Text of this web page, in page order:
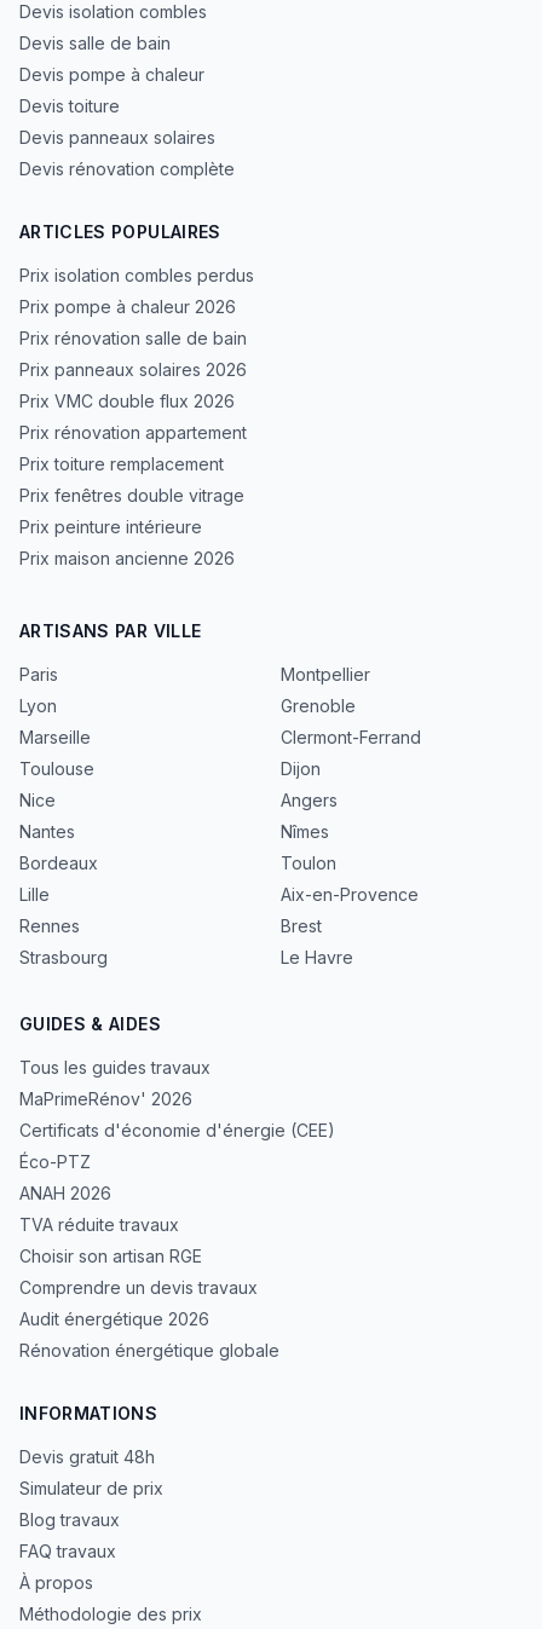
Devis isolation combles
Devis salle de bain
Devis pompe à chaleur
Devis toiture
Devis panneaux solaires
Devis rénovation complète
ARTICLES POPULAIRES
Prix isolation combles perdus
Prix pompe à chaleur 2026
Prix rénovation salle de bain
Prix panneaux solaires 2026
Prix VMC double flux 2026
Prix rénovation appartement
Prix toiture remplacement
Prix fenêtres double vitrage
Prix peinture intérieure
Prix maison ancienne 2026
ARTISANS PAR VILLE
Paris
Lyon
Marseille
Toulouse
Nice
Nantes
Bordeaux
Lille
Rennes
Strasbourg
Montpellier
Grenoble
Clermont-Ferrand
Dijon
Angers
Nîmes
Toulon
Aix-en-Provence
Brest
Le Havre
GUIDES & AIDES
Tous les guides travaux
MaPrimeRénov' 2026
Certificats d'économie d'énergie (CEE)
Éco-PTZ
ANAH 2026
TVA réduite travaux
Choisir son artisan RGE
Comprendre un devis travaux
Audit énergétique 2026
Rénovation énergétique globale
INFORMATIONS
Devis gratuit 48h
Simulateur de prix
Blog travaux
FAQ travaux
À propos
Méthodologie des prix